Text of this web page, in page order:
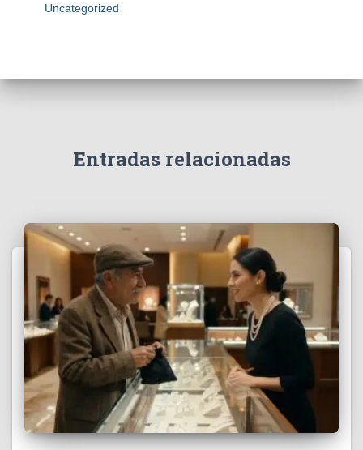
Uncategorized
Entradas relacionadas